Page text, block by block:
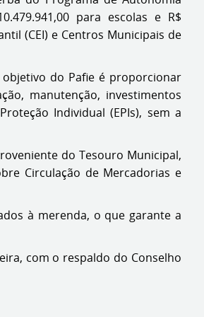
para escolas e R$
(CEI) e Centros Municipais de
do Pafie é proporcionar
manutenção, investimentos
Individual (EPIs), sem a
do Tesouro Municipal,
Circulação de Mercadorias e
à merenda, o que garante a
com o respaldo do Conselho